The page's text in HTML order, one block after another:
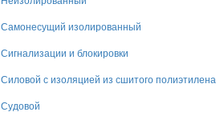
Самонесущий изолированный
Сигнализации и блокировки
Силовой с изоляцией из сшитого полиэтилена
Судовой